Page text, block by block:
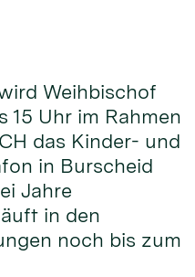
Weihbischof
15 Uhr im Rahmen
das Kinder- und
in Burscheid
Jahre
in den
noch bis zum